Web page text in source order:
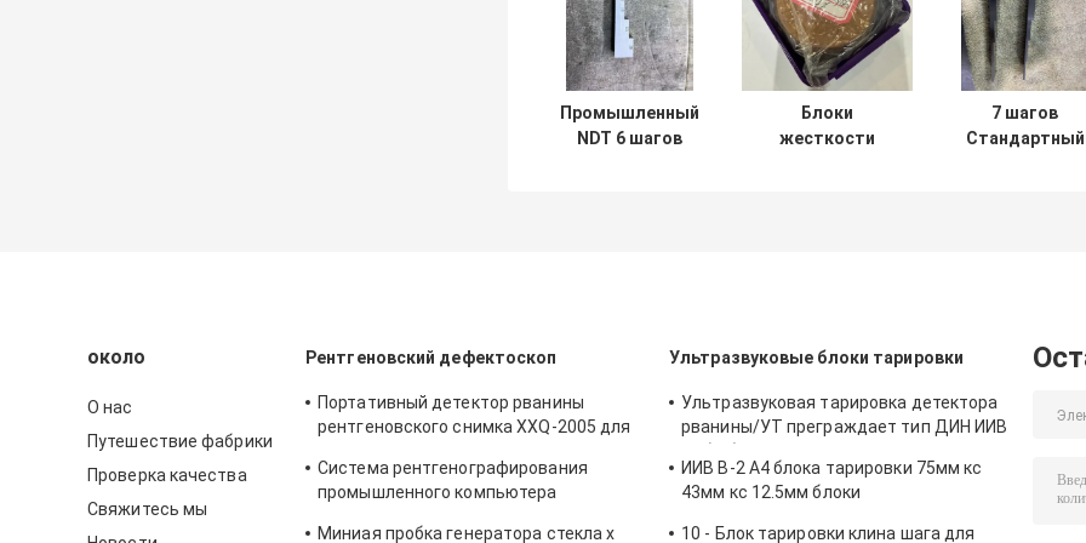
Промышленный
NDT 6 шагов
Блоки
жесткости
7 шагов
Стандартный
около
О нас
Путешествие фабрики
Проверка качества
Свяжитесь мы
Рентгеновский дефектоскоп
Портативный детектор рванины
рентгеновского снимка XXQ-2005 для
Система рентгенографирования
промышленного компьютера
Миниая пробка генератора стекла x
Ультразвуковые блоки тарировки
Ультразвуковая тарировка детектора
рванины/УТ преграждает тип ДИН ИИВ
В1 (А2) 54-120 БС2704
ИИВ В-2 А4 блока тарировки 75мм кс
43мм кс 12.5мм блоки
10 - Блок тарировки клина шага для